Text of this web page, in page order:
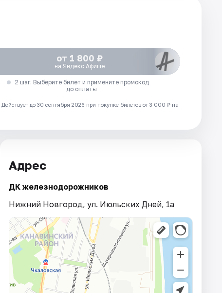
от 1 800 ₽
на Яндекс Афише
2 шаг. Выберите билет и примените промокод
до оплаты
Действует до 30 сентября 2026 при покупке билетов от 3 000 ₽ на
Адрес
ДК железнодорожников
Нижний Новгород, ул. Июльских Дней, 1а